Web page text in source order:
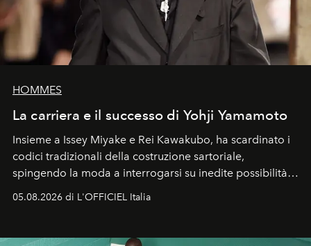
HOMMES
La carriera e il successo di Yohji Yamamoto
Insieme a Issey Miyake e Rei Kawakubo, ha scardinato i
codici tradizionali della costruzione sartoriale,
spingendo la moda a interrogarsi su inedite possibilità
un’impronta indelebile nella storia della moda.
05.08.2026 di L'OFFICIEL Italia